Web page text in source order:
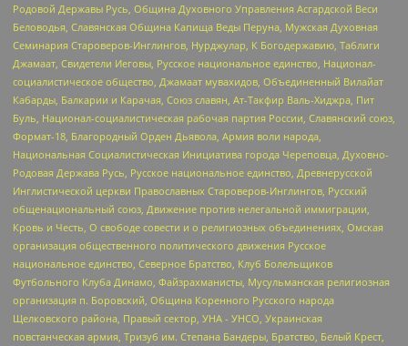
Родовой Державы Русь, Община Духовного Управления Асгардской Веси
Беловодья, Славянская Община Капища Веды Перуна, Мужская Духовная
Семинария Староверов-Инглингов, Нурджулар, К Богодержавию, Таблиги
Джамаат, Свидетели Иеговы, Русское национальное единство, Национал-
социалистическое общество, Джамаат мувахидов, Объединенный Вилайат
Кабарды, Балкарии и Карачая, Союз славян, Ат-Такфир Валь-Хиджра, Пит
Буль, Национал-социалистическая рабочая партия России, Славянский союз,
Формат-18, Благородный Орден Дьявола, Армия воли народа,
Национальная Социалистическая Инициатива города Череповца, Духовно-
Родовая Держава Русь, Русское национальное единство, Древнерусской
Инглистической церкви Православных Староверов-Инглингов, Русский
общенациональный союз, Движение против нелегальной иммиграции,
Кровь и Честь, О свободе совести и о религиозных объединениях, Омская
организация общественного политического движения Русское
национальное единство, Северное Братство, Клуб Болельщиков
Футбольного Клуба Динамо, Файзрахманисты, Мусульманская религиозная
организация п. Боровский, Община Коренного Русского народа
Щелковского района, Правый сектор, УНА - УНСО, Украинская
повстанческая армия, Тризуб им. Степана Бандеры, Братство, Белый Крест,